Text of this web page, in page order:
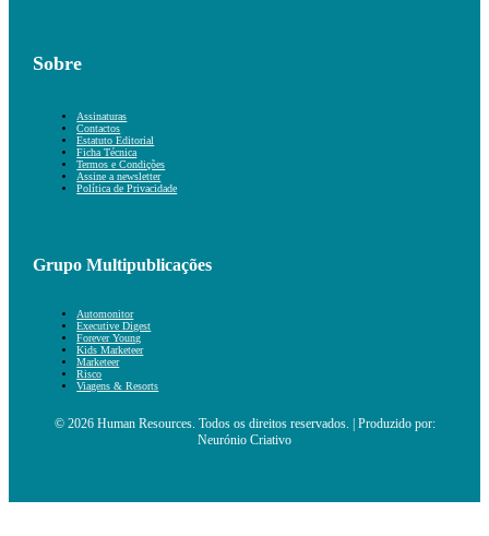
Sobre
Assinaturas
Contactos
Estatuto Editorial
Ficha Técnica
Termos e Condições
Assine a newsletter
Política de Privacidade
Grupo Multipublicações
Automonitor
Executive Digest
Forever Young
Kids Marketeer
Marketeer
Risco
Viagens & Resorts
© 2026 Human Resources. Todos os direitos reservados. | Produzido por:
Neurónio Criativo